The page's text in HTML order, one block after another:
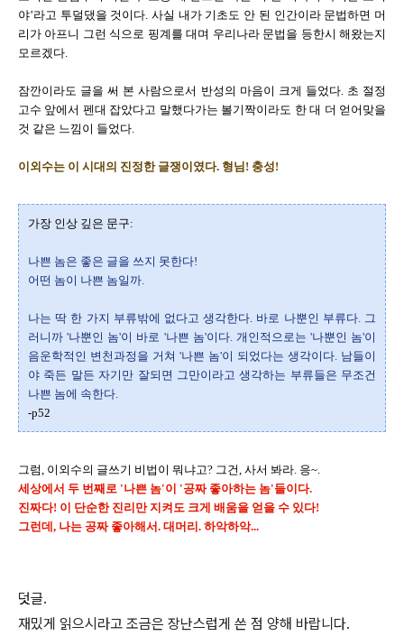
야’라고 투덜댔을 것이다. 사실 내가 기초도 안 된 인간이라 문법하면 머
리가 아프니 그런 식으로 핑계를 대며 우리나라 문법을 등한시 해왔는지
모르겠다.
잠깐이라도 글을 써 본 사람으로서 반성의 마음이 크게 들었다. 초 절정
고수 앞에서 펜대 잡았다고 말했다가는 볼기짝이라도 한 대 더 얻어맞을
것 같은 느낌이 들었다.
이외수는 이 시대의 진정한 글쟁이였다. 형님! 충성!
가장 인상 깊은 문구:
나쁜 놈은 좋은 글을 쓰지 못한다!
어떤 놈이 나쁜 놈일까.
나는 딱 한 가지 부류밖에 없다고 생각한다. 바로 나뿐인 부류다. 그
러니까 '나뿐인 놈'이 바로 '나쁜 놈'이다. 개인적으로는 '나뿐인 놈'이
음운학적인 변천과정을 거쳐 '나쁜 놈'이 되었다는 생각이다. 남들이
야 죽든 말든 자기만 잘되면 그만이라고 생각하는 부류들은 무조건
나쁜 놈에 속한다.
-p52
그럼, 이외수의 글쓰기 비법이 뭐냐고? 그건, 사서 봐라. 응~.
세상에서 두 번째로 '나쁜 놈'이 '공짜 좋아하는 놈'들이다.
진짜다! 이 단순한 진리만 지켜도 크게 배움을 얻을 수 있다!
그런데, 나는 공짜 좋아해서. 대머리. 하악하악...
덧글.
재밌게 읽으시라고 조금은 장난스럽게 쓴 점 양해 바랍니다.